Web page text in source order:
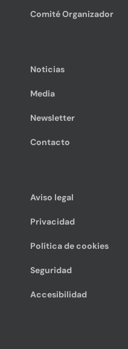
Comité Organizador
Noticias
Media
Newsletter
Contacto
Aviso legal
Privacidad
Política de cookies
Seguridad
Accesibilidad